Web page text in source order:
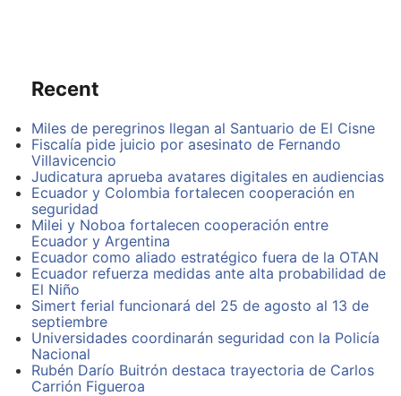
derrotar a Rafael Correa y a la oligarquía.
pensamos igual nos hace fuertes, cediendo
posiciones, en paz, sin presiones ni sándwiches“,
subrayó Ayala Mora.
Pablo Serrano del Frente Unitario de Trabajadores
(FUT) fue el encargado de proponer en la convención
la postulación de Paco Moncayo para presidente de la
Republica.
“Las organizaciones sociales expresamos nuestro
apoyo incondicional a Paco Moncayo, el compromiso
está hecho y construiremos con todos está
candidatura, no haremos el juego al correismo ni a la
derecha”, puntualizó.
Recent
Miles de peregrinos llegan al Santuario de El Cisne
Fiscalía pide juicio por asesinato de Fernando
Villavicencio
Judicatura aprueba avatares digitales en audiencias
Ecuador y Colombia fortalecen cooperación en
seguridad
Milei y Noboa fortalecen cooperación entre
Ecuador y Argentina
Ecuador como aliado estratégico fuera de la OTAN
Ecuador refuerza medidas ante alta probabilidad de
El Niño
Simert ferial funcionará del 25 de agosto al 13 de
septiembre
Universidades coordinarán seguridad con la Policía
Nacional
Rubén Darío Buitrón destaca trayectoria de Carlos
Carrión Figueroa